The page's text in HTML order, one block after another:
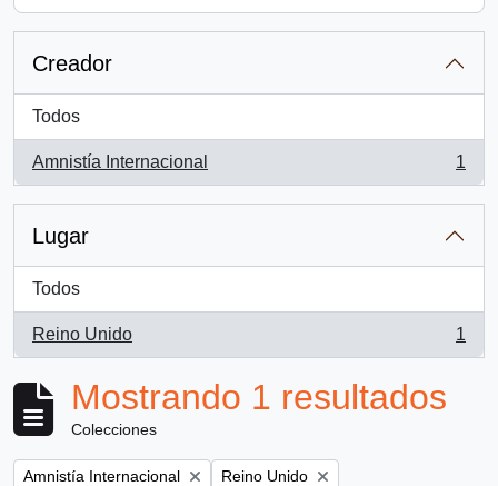
Creador
Todos
Amnistía Internacional
, 1 resultados
1
Lugar
Todos
Reino Unido
, 1 resultados
1
Mostrando 1 resultados
Colecciones
Remove filter:
Amnistía Internacional Remove filter:
Reino Unido